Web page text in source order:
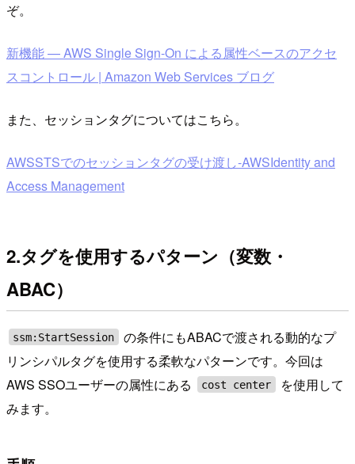
ぞ。
新機能 — AWS Single Sign-On による属性ベースのアクセ
スコントロール | Amazon Web Services ブログ
また、セッションタグについてはこちら。
AWSSTSでのセッションタグの受け渡し-AWSIdentity and
Access Management
2.タグを使用するパターン（変数・
ABAC）
ssm:StartSession
の条件にもABACで渡される動的なプ
リンシパルタグを使用する柔軟なパターンです。今回は
AWS SSOユーザーの属性にある
cost center
を使用して
みます。